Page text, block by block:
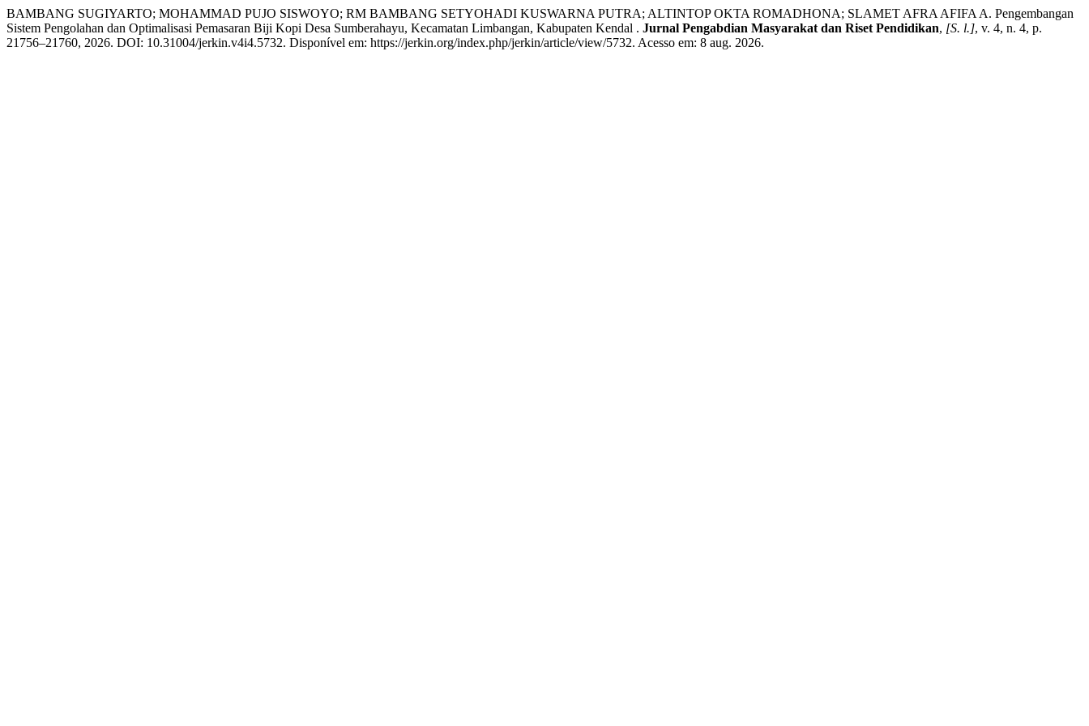
BAMBANG SUGIYARTO; MOHAMMAD PUJO SISWOYO; RM BAMBANG SETYOHADI KUSWARNA PUTRA; ALTINTOP OKTA ROMADHONA; SLAMET AFRA AFIFA A. Pengembangan
Sistem Pengolahan dan Optimalisasi Pemasaran Biji Kopi Desa Sumberahayu, Kecamatan Limbangan, Kabupaten Kendal . Jurnal Pengabdian Masyarakat dan Riset Pendidikan, [S. l.], v. 4, n. 4, p.
21756–21760, 2026. DOI: 10.31004/jerkin.v4i4.5732. Disponível em: https://jerkin.org/index.php/jerkin/article/view/5732. Acesso em: 8 aug. 2026.